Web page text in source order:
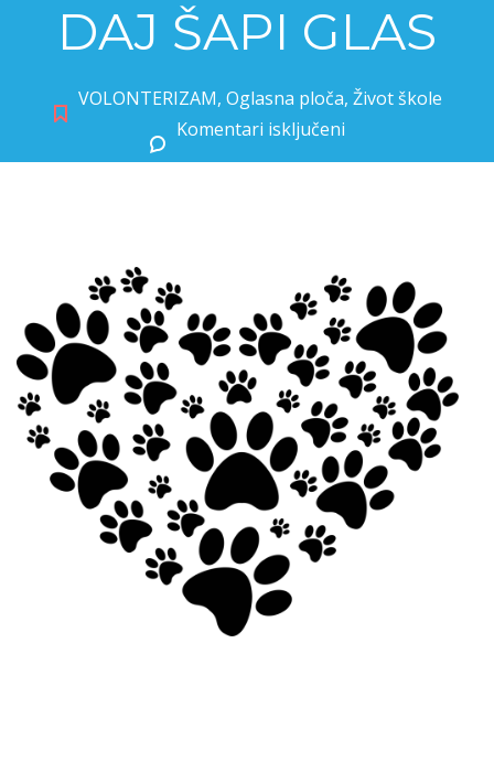
DAJ ŠAPI GLAS
VOLONTERIZAM, Oglasna ploča, Život škole
Komentari isključeni